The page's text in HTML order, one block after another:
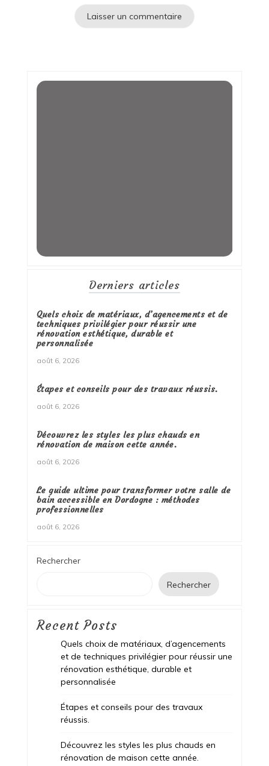
Derniers articles
Quels choix de matériaux, d’agencements et de
techniques privilégier pour réussir une
rénovation esthétique, durable et
personnalisée
août 6, 2026
Étapes et conseils pour des travaux réussis.
août 6, 2026
Découvrez les styles les plus chauds en
rénovation de maison cette année.
août 6, 2026
Le guide ultime pour transformer votre salle de
bain accessible en Dordogne : méthodes
professionnelles
août 6, 2026
Rechercher
Rechercher
Recent Posts
Quels choix de matériaux, d’agencements
et de techniques privilégier pour réussir une
rénovation esthétique, durable et
personnalisée
Étapes et conseils pour des travaux
réussis.
Découvrez les styles les plus chauds en
rénovation de maison cette année.